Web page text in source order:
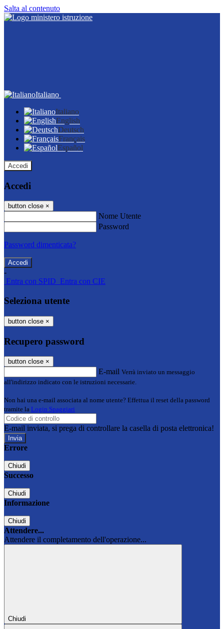
Salta al contenuto
Italiano
Italiano
English
Deutsch
Français
Español
Accedi
Accedi
button close ×
Nome Utente
Password
Password dimenticata?
-
Entra con SPID Entra con CIE
Seleziona utente
button close ×
Recupero password
button close ×
E-mail Verrà inviato un messaggio
all'indirizzo indicato con le istruzioni necessarie.
Non hai una e-mail associata al nome utente? Effettua il reset della password
tramite la Login Spaggiari
E-mail inviata, si prega di controllare la casella di posta elettronica!
Errore
Chiudi
Successo
Chiudi
Informazione
Chiudi
Attendere...
Attendere il completamento dell'operazione...
Chiudi